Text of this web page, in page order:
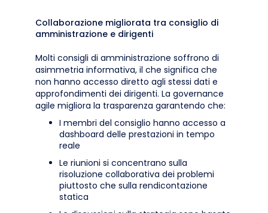
Collaborazione migliorata tra consiglio di
amministrazione e dirigenti
Molti consigli di amministrazione soffrono di
asimmetria informativa, il che significa che
non hanno accesso diretto agli stessi dati e
approfondimenti dei dirigenti. La governance
agile migliora la trasparenza garantendo che:
I membri del consiglio hanno accesso a
dashboard delle prestazioni in tempo
reale
Le riunioni si concentrano sulla
risoluzione collaborativa dei problemi
piuttosto che sulla rendicontazione
statica